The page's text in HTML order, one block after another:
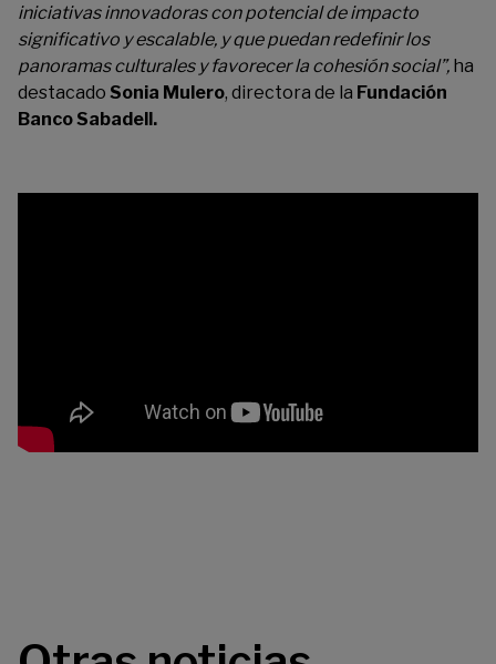
iniciativas innovadoras con potencial de impacto
significativo y escalable, yque puedan redefinir los
panoramas culturales y favorecer la cohesión social”, ha
destacado Sonia Mulero, directora de la Fundación
Banco Sabadell.